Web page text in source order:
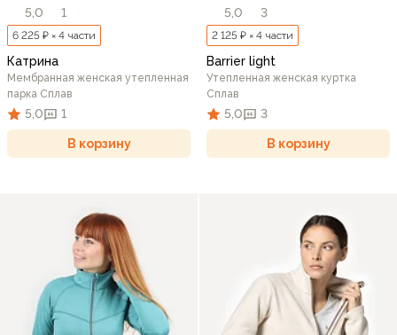
5,0 1
6 225 ₽ × 4 части
Катрина
Мембранная женская утепленная
парка Сплав
5,0 1
В корзину
5,0 3
2 125 ₽ × 4 части
Barrier light
Утепленная женская куртка
Сплав
5,0 3
В корзину